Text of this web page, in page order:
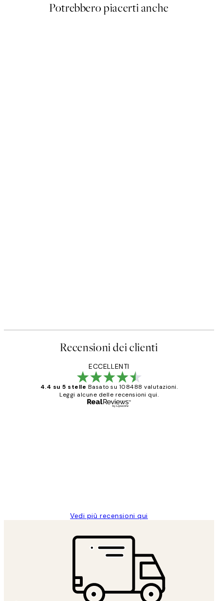
Potrebbero piacerti anche
Recensioni dei clienti
ECCELLENTI
4.4 su 5 stelle Basato su 108488 valutazioni.
Leggi alcune delle recensioni qui.
Vedi più recensioni qui